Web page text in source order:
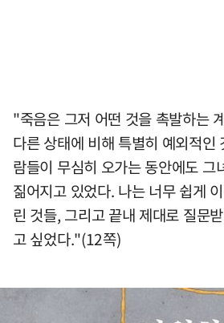
"죽음은 그저 어떤 것을 촉발하는
다른 상태에 비해 특별히 예외적인
람들이 무심히 오가는 동안에도 그
짊어지고 있었다. 나는 너무 쉽게
린 것들, 그리고 끝내 제대로 질문
고 싶었다."(12쪽)